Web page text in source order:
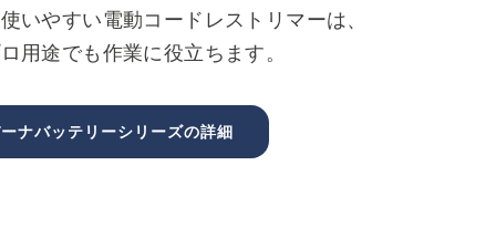
いやすい電動コードレストリマーは、
用途でも作業に役立ちます。
ナバッテリーシリーズの詳細